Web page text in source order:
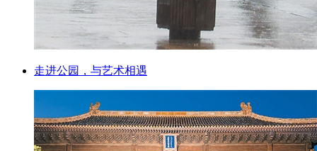
走进公园，与艺术相遇